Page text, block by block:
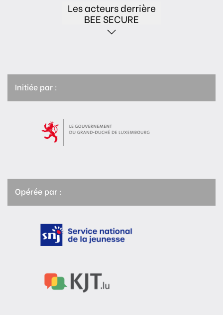
Les acteurs derrière
BEE SECURE
Initiée par :
Opérée par :